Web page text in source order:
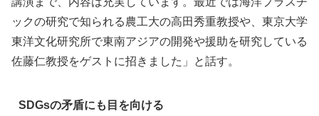
ックの研究で知られる農工大の高田秀重教授や、東京大学
東洋文化研究所で東南アジアの開発や援助を研究している
佐藤仁教授をゲストに招きました」と話す。
SDGsの矛盾にも目を向ける